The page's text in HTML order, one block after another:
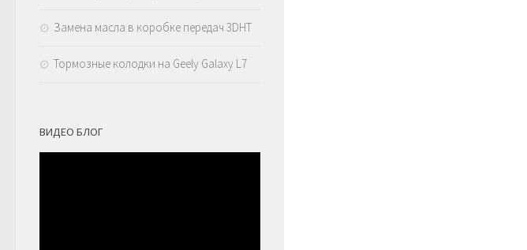
Замена масла в коробке передач 3DHT
Тормозные колодки на Geely Galaxy L7
ВИДЕО БЛОГ